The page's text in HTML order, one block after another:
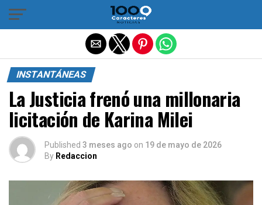
INSTANTÁNEAS
La Justicia frenó una millonaria
licitación de Karina Milei
Published 3 meses ago on 19 de mayo de 2026
By Redaccion
Salir de la versión móvil